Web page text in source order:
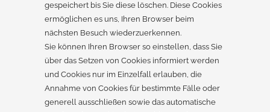
gespeichert bis Sie diese löschen. Diese Cookies
ermöglichen es uns, Ihren Browser beim
nächsten Besuch wiederzuerkennen.
Sie können Ihren Browser so einstellen, dass Sie
über das Setzen von Cookies informiert werden
und Cookies nur im Einzelfall erlauben, die
Annahme von Cookies für bestimmte Fälle oder
generell ausschließen sowie das automatische